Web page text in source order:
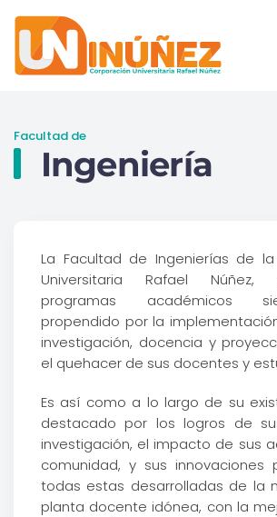
Skip to main content
Facultad de
Ingeniería
La Facultad de Ingenierías de
Universitaria Rafael
programas académicos
propendido por la
investigación, docencia y
el quehacer de sus docentes y
Es así como a lo largo de su
destacado por los logros de
investigación, el impacto de sus
comunidad, y sus innovaciones
todas estas desarrolladas de la
planta docente idónea, con la